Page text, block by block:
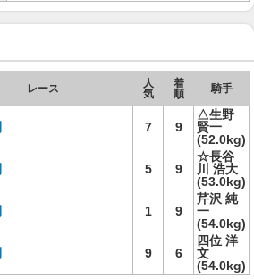
レース
人
気
着
順
騎手
7 9
△生野
賢一
(52.0kg)
5 9
☆長谷
川 浩大
(53.0kg)
1 9
芹沢 純
一
(54.0kg)
9 6
四位 洋
文
(54.0kg)